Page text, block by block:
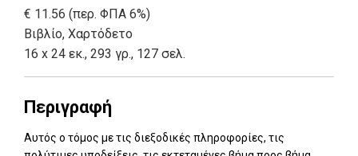
€ 11.56 (περ. ΦΠΑ 6%)
Βιβλίο, Χαρτόδετο
16 x 24 εκ., 293 γρ., 127 σελ.
Περιγραφή
Αυτός ο τόμος με τις διεξοδικές πληροφορίες, τις